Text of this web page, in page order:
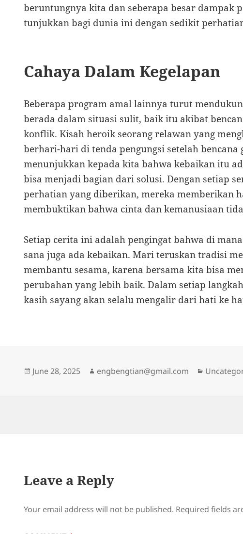
beruntungnya kita dan seberapa besar dampak
tunjukkan bagi dunia ini dengan sedikit
Cahaya Dalam Kegelapan
Beberapa program amal lainnya turut
berada dalam situasi sulit, baik itu akibat
konflik. Kisah heroik seorang relawan yang
berhari-hari di tenda pengungsi setelah bencana
menunjukkan kepada kita bahwa kebaikan itu
bisa menjadi bagian dari solusi. Dengan setiap
perhatian yang diberikan, mereka memberikan
membuktikan bahwa cinta dan kemanusiaan
Setiap cerita ini adalah pengingat bahwa di
sana juga ada kebaikan. Mari teruskan tradisi
membantu sesama, karena bersama kita bisa
perubahan yang lebih baik. Dalam setiap
kasih sayang akan selalu mengalir dari hati ke
Posted
June 28, 2025 Author
engbengtian@gmail.com
Leave a Reply
Your email address will not be published. Required fields